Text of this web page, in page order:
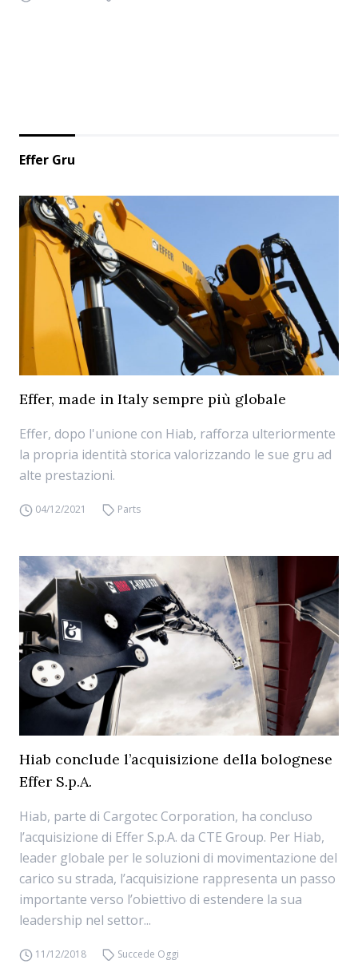
Effer Gru
Effer, made in Italy sempre più globale
Effer, dopo l'unione con Hiab, rafforza ulteriormente
la propria identità storica valorizzando le sue gru ad
alte prestazioni.
04/12/2021 Parts
Hiab conclude l’acquisizione della bolognese
Effer S.p.A.
Hiab, parte di Cargotec Corporation, ha concluso
l’acquisizione di Effer S.p.A. da CTE Group. Per Hiab,
leader globale per le soluzioni di movimentazione del
carico su strada, l’acquisizione rappresenta un passo
importante verso l’obiettivo di estendere la sua
leadership nel settor...
11/12/2018 Succede Oggi